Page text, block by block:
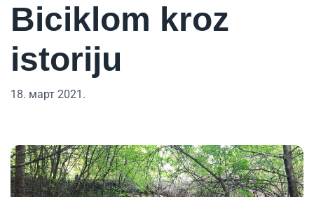
Biciklom kroz
istoriju
18. март 2021.